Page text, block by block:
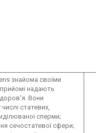
знайома своїми
надають
Вони
статевих,
сперми;
сечостатевої сфери;